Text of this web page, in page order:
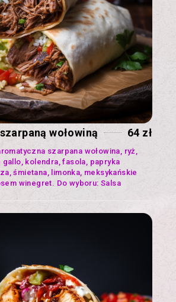
wołowiną 64 zł
szarpana wołowina, ryż,
kolendra, fasola, papryka
śmietana, limonka, meksykańskie
winegret. Do wyboru: Salsa